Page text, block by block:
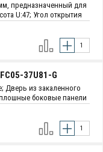
предназначенный для
U:47; Угол открытия
кг.; Защита:IP20;
37U81-G
Дверь из закаленного
боковые панели
детали - 1.2 мм
самостоятельная